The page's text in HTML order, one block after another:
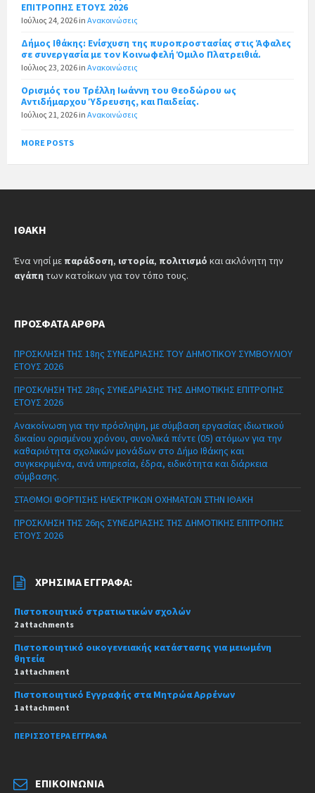
ΕΠΙΤΡΟΠΗΣ ΕΤΟΥΣ 2026
Ιούλιος 24, 2026 in Ανακοινώσεις
Δήμος Ιθάκης: Ενίσχυση της πυροπροστασίας στις Άφαλες
σε συνεργασία με τον Κοινωφελή Όμιλο Πλατρειθιά.
Ιούλιος 23, 2026 in Ανακοινώσεις
Ορισμός του Τρέλλη Ιωάννη του Θεοδώρου ως
Αντιδήμαρχου Ύδρευσης, και Παιδείας.
Ιούλιος 21, 2026 in Ανακοινώσεις
MORE POSTS
ΙΘΆΚΗ
Ένα νησί με παράδοση, ιστορία, πολιτισμό και ακλόνητη την
αγάπη των κατοίκων για τον τόπο τους.
ΠΡΌΣΦΑΤΑ ΆΡΘΡΑ
ΠΡΟΣΚΛΗΣΗ ΤΗΣ 18ης ΣΥΝΕΔΡΙΑΣΗΣ ΤΟΥ ΔΗΜΟΤΙΚΟΥ ΣΥΜΒΟΥΛΙΟΥ
ΕΤΟΥΣ 2026
ΠΡΟΣΚΛΗΣΗ ΤΗΣ 28ης ΣΥΝΕΔΡΙΑΣΗΣ ΤΗΣ ΔΗΜΟΤΙΚΗΣ ΕΠΙΤΡΟΠΗΣ
ΕΤΟΥΣ 2026
Ανακοίνωση για την πρόσληψη, με σύμβαση εργασίας ιδιωτικού
δικαίου ορισμένου χρόνου, συνολικά πέντε (05) ατόμων για την
καθαριότητα σχολικών μονάδων στο Δήμο Ιθάκης και
συγκεκριμένα, ανά υπηρεσία, έδρα, ειδικότητα και διάρκεια
σύμβασης.
ΣΤΑΘΜΟΙ ΦΟΡΤΙΣΗΣ ΗΛΕΚΤΡΙΚΩΝ ΟΧΗΜΑΤΩΝ ΣΤΗΝ ΙΘΑΚΗ
ΠΡΟΣΚΛΗΣΗ ΤΗΣ 26ης ΣΥΝΕΔΡΙΑΣΗΣ ΤΗΣ ΔΗΜΟΤΙΚΗΣ ΕΠΙΤΡΟΠΗΣ
ΕΤΟΥΣ 2026
ΧΡΉΣΙΜΑ ΈΓΓΡΑΦΑ:
Πιστοποιητικό στρατιωτικών σχολών
2 attachments
Πιστοποιητικό οικογενειακής κατάστασης για μειωμένη
θητεία
1 attachment
Πιστοποιητικό Εγγραφής στα Μητρώα Αρρένων
1 attachment
ΠΕΡΙΣΣΌΤΕΡΑ ΈΓΓΡΑΦΑ
ΕΠΙΚΟΙΝΩΝΊΑ